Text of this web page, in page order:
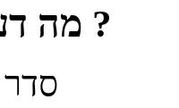
מה ?
סדר